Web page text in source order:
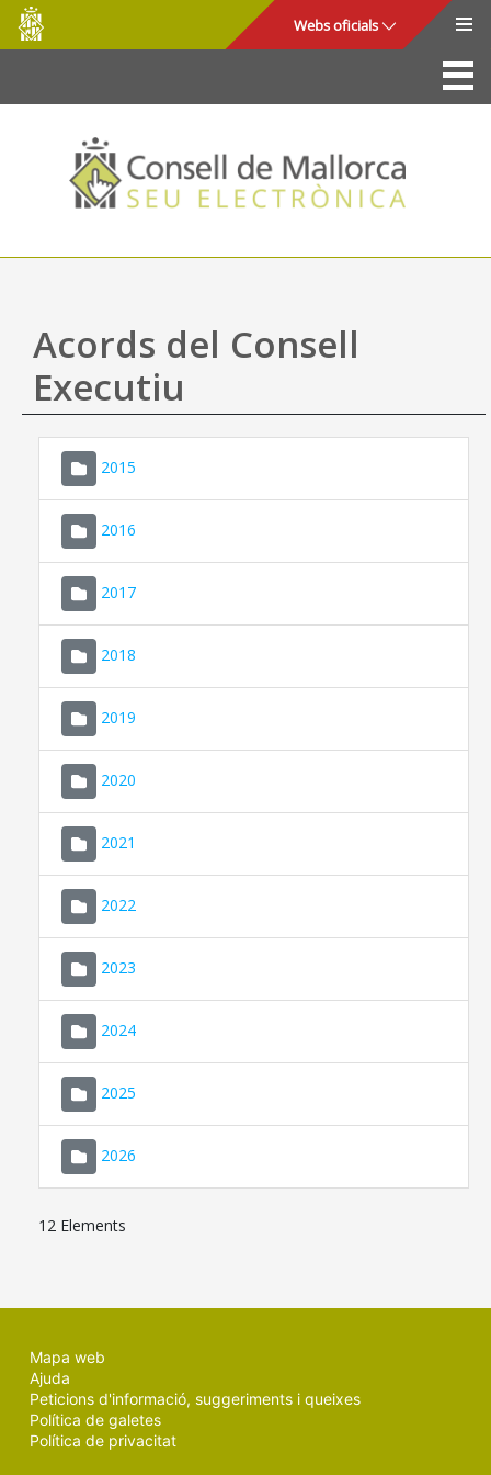
Salta al contingut principal
Consell
de
Mallorca
Webs oficials
La Seu
Consell de Mallorca
Accés i seguretat
Utilitats
Ajuda
Acords del Consell
Executiu
2015
2016
2017
2018
2019
2020
2021
2022
2023
2024
2025
2026
12 Elements
Mapa web
Ajuda
Peticions d'informació, suggeriments i queixes
Política de galetes
Política de privacitat